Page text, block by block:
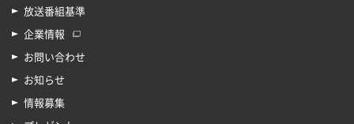
放送番組基準
企業情報
お問い合わせ
お知らせ
情報募集